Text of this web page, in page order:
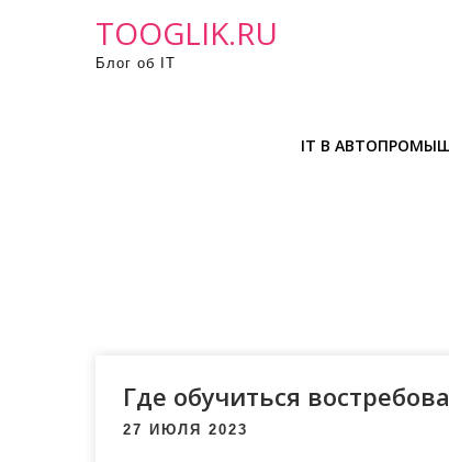
TOOGLIK.RU
Блог об IT
IT В
Где обучиться
27 ИЮЛЯ 2023